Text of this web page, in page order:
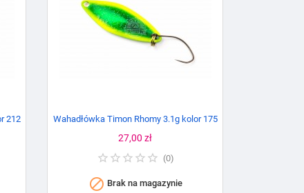
212 Wahadłówka Timon Rhomy 3.1g kolor 175
Cena
27,00 zł
(0)
 Brak na magazynie